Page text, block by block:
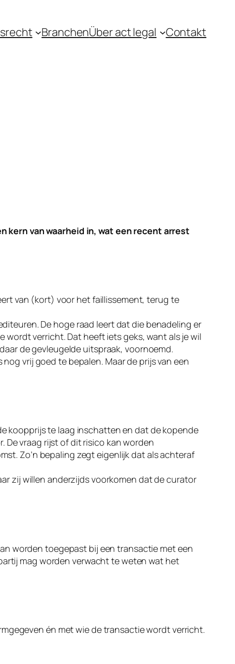
BranchenÜber act legal Contakt
kern van waarheid in, wat een recent arrest
van (kort) voor het faillissement, terug te
De hoge raad leert dat die benadeling er
verricht. Dat heeft iets geks, want als je wil
de gevleugelde uitspraak, voornoemd.
vrij goed te bepalen. Maar de prijs van een
koopprijs te laag inschatten en dat de kopende
De vraag rijst of dit risico kan worden
Zo’n bepaling zegt eigenlijk dat als achteraf
zij willen anderzijds voorkomen dat de curator
worden toegepast bij een transactie met een
mag worden verwacht te weten wat het
én met wie de transactie wordt verricht.